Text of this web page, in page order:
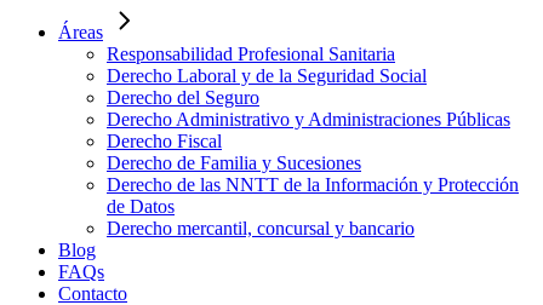
Áreas
Responsabilidad Profesional Sanitaria
Derecho Laboral y de la Seguridad Social
Derecho del Seguro
Derecho Administrativo y Administraciones Públicas
Derecho Fiscal
Derecho de Familia y Sucesiones
Derecho de las NNTT de la Información y Protección
de Datos
Derecho mercantil, concursal y bancario
Blog
FAQs
Contacto